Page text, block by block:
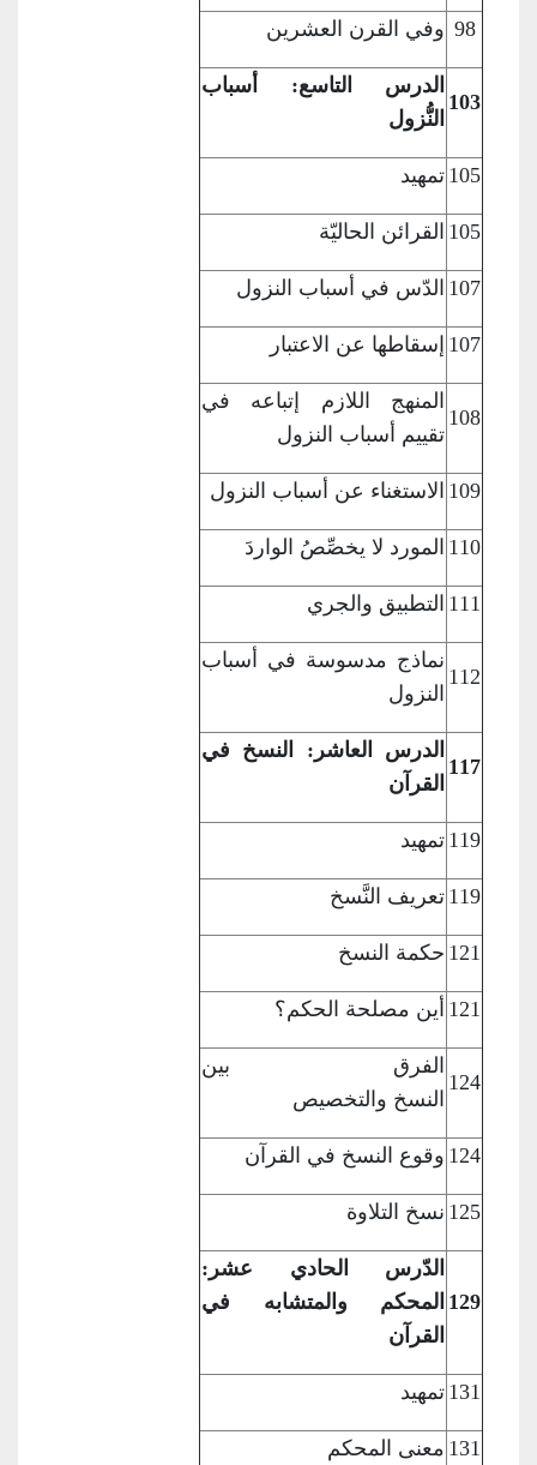
98 وفي القرن العشرين
103
الدرس التاسع: أسباب
النُّزول
105 تمهيد
105 القرائن الحاليّة
107 الدّس في أسباب النزول
107 إسقاطها عن الاعتبار
108
المنهج اللازم
إتباعه في
تقييم أسباب النزول
109 الاستغناء عن أسباب النزول
110 المورد لا يخصِّصُ الواردَ
111 التطبيق والجري
112
نماذج مدسوسة في
أسباب
النزول
117
الدرس العاشر: النسخ في
القرآن
119 تمهيد
119 تعريف النَّسخ
121 حكمة النسخ
121 أين مصلحة الحكم؟
124
الفرق بين
النسخ والتخصيص
124 وقوع النسخ في القرآن
125 نسخ التلاوة
129
الدّرس الحادي عشر:
المحكم والمتشابه في
القرآن
131 تمهيد
131 معنى المحكم